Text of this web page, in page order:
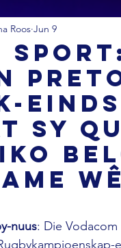
sy
Roos Jun 9
nuus: Die